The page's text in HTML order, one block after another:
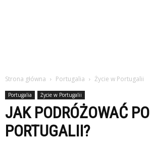
Strona główna Portugalia Życie w Portugalii
Portugalia Życie w Portugalii
JAK PODRÓŻOWAĆ PO
PORTUGALII?